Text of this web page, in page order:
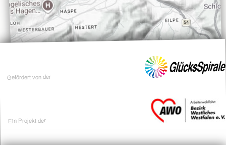
Gefördert von der
Ein Projekt der